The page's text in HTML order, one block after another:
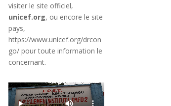
visiter le site officiel,
unicef.org, ou encore le site
pays,
https://www.unicef.org/drcon
go/ pour toute information le
concernant.